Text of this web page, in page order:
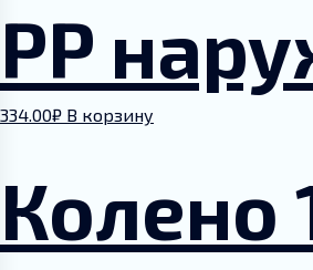
PP
334.00₽ В корзину
Колено